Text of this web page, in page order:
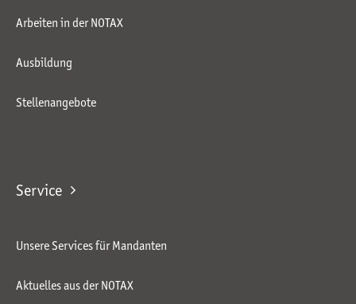
Arbeiten in der NOTAX
Ausbildung
Stellenangebote
Service
Unsere Services für Mandanten
Aktuelles aus der NOTAX